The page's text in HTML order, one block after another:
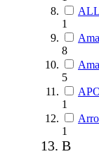
1
8
5
1
1
B